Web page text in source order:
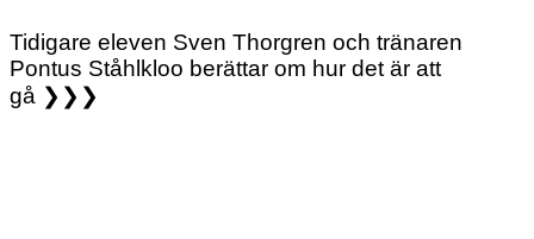
Tidigare eleven Sven Thorgren och tränaren
Pontus Ståhlkloo berättar om hur det är att
gå ❯❯❯